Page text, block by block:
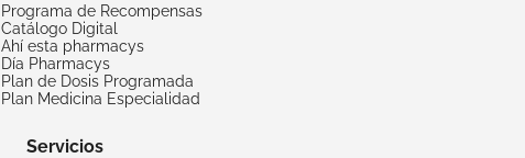
Programa de Recompensas
Catálogo Digital
Ahí esta pharmacys
Día Pharmacys
Plan de Dosis Programada
Plan Medicina Especialidad
Servicios